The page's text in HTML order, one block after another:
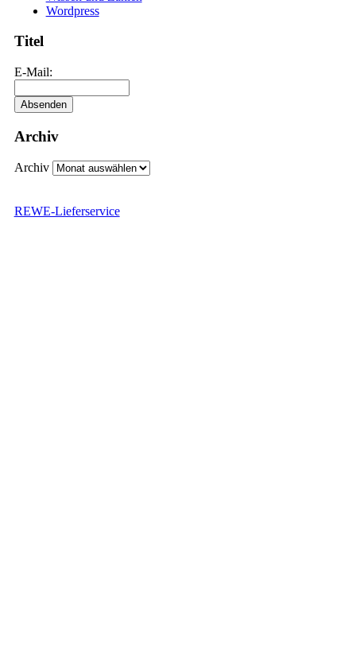
Wordpress
Titel
E-Mail:
Archiv
Archiv
REWE-Lieferservice